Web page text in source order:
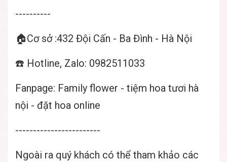
----------
🏠Cơ sở :432 Đội Cấn - Ba Đình - Hà Nội
☎️ Hotline, Zalo: 0982511033
Fanpage: Family flower - tiệm hoa tươi hà
nội - đặt hoa online
------------------------
Ngoài ra quý khách có thể tham khảo các